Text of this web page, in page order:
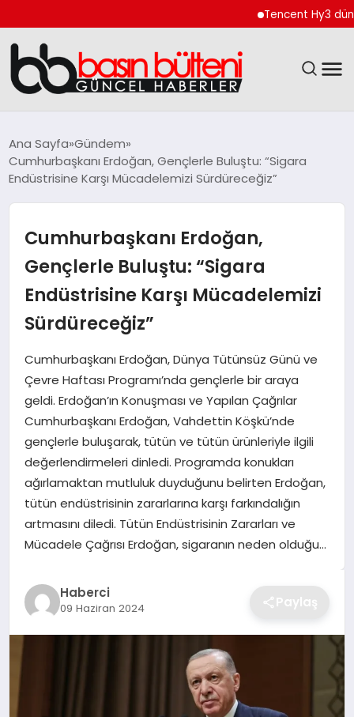
Tencent Hy3 dünya
GÜNCEL
SAĞLIK
TEKNOLOJI
YAŞAM
GÜNDEM
Ana Sayfa Gündem
Cumhurbaşkanı Erdoğan, Gençlerle Buluştu: “Sigara
Endüstrisine Karşı Mücadelemizi Sürdüreceğiz”
Cumhurbaşkanı Erdoğan,
Gençlerle Buluştu: “Sigara
Endüstrisine Karşı Mücadelemizi
Sürdüreceğiz”
Cumhurbaşkanı Erdoğan, Dünya Tütünsüz Günü ve
Çevre Haftası Programı’nda gençlerle bir araya
geldi. Erdoğan’ın Konuşması ve Yapılan Çağrılar
Cumhurbaşkanı Erdoğan, Vahdettin Köşkü’nde
gençlerle buluşarak, tütün ve tütün ürünleriyle ilgili
değerlendirmeleri dinledi. Programda konukları
ağırlamaktan mutluluk duyduğunu belirten Erdoğan,
tütün endüstrisinin zararlarına karşı farkındalığın
artmasını diledi. Tütün Endüstrisinin Zararları ve
Mücadele Çağrısı Erdoğan, sigaranın neden olduğu…
Haberci
09 Haziran 2024 Paylaş